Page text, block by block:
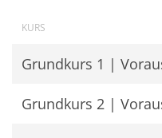
KURS
Grundkurs 1 |
Grundkurs 2 |